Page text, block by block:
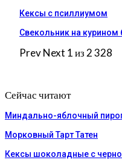
Кексы с псиллиумом
Свекольник на курином
PrevNext 1 из 2 328
Сейчас читают
Миндально-яблочный
Морковный Тарт Татен
Кексы шоколадные с